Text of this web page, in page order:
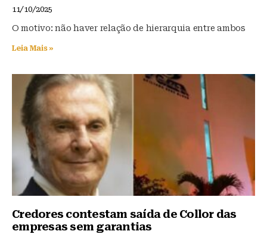
11/10/2025
O motivo: não haver relação de hierarquia entre ambos
Leia Mais »
Credores contestam saída de Collor das
empresas sem garantias